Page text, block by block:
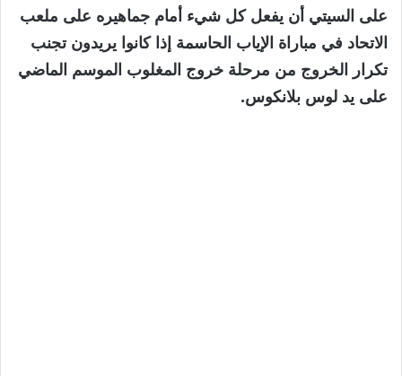
من
4
عناصر
القائمة
على السيتي أن يفعل كل شيء أمام جماهيره على ملعب
الاتحاد في مباراة الإياب الحاسمة إذا كانوا يريدون تجنب
تكرار الخروج من مرحلة خروج المغلوب الموسم الماضي
على يد لوس بلانكوس.